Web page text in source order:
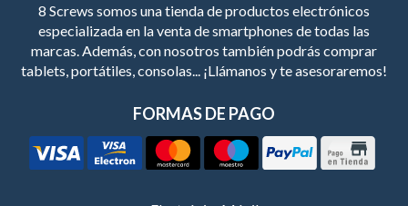
8 Screws somos una tienda de productos electrónicos
especializada en la venta de smartphones de todas las
marcas. Además, con nosotros también podrás comprar
tablets, portátiles, consolas... ¡Llámanos y te asesoraremos!
FORMAS DE PAGO